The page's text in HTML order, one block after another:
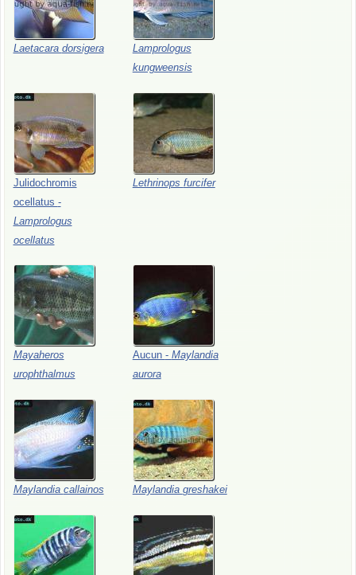
Laetacara dorsigera
Lamprologus
kungweensis
Julidochromis
ocellatus -
Lamprologus
ocellatus
Lethrinops furcifer
Mayaheros
urophthalmus
Aucun - Maylandia
aurora
Maylandia callainos Maylandia greshakei